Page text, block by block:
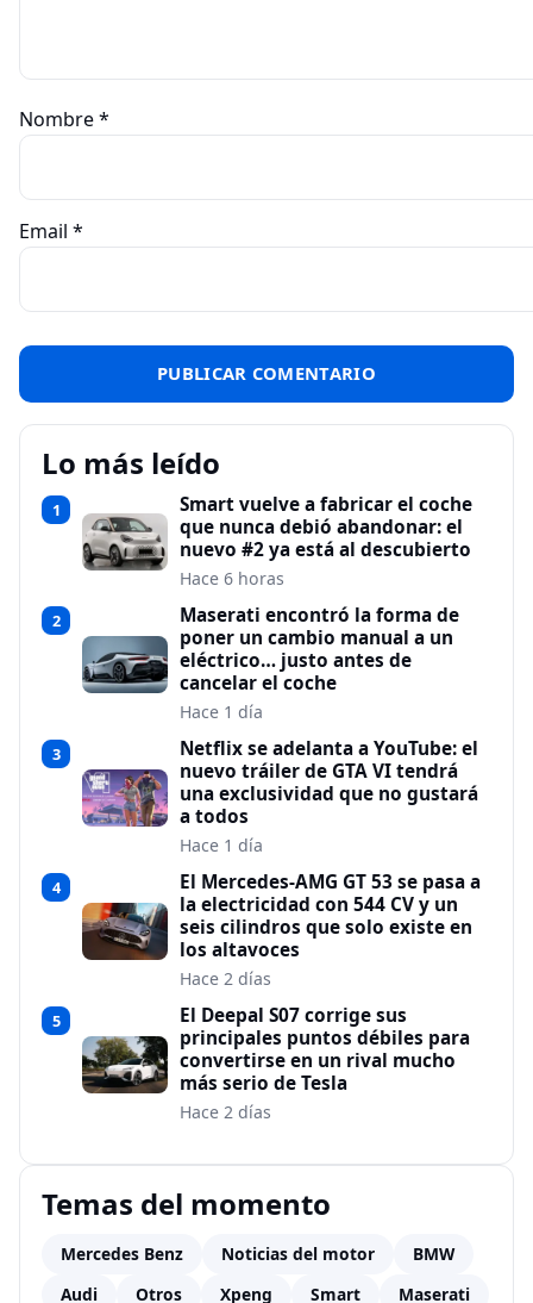
Nombre*
Email *
Lo más leído
1
Smart vuelve a fabricar el coche
que nunca debió abandonar: el
nuevo #2 ya está al descubierto
Hace 6 horas
2
Maserati encontró la forma de
poner un cambio manual a un
eléctrico… justo antes de
cancelar el coche
Hace 1 día
3
Netflix se adelanta a YouTube: el
nuevo tráiler de GTA VI tendrá
una exclusividad que no gustará
a todos
Hace 1 día
4
El Mercedes-AMG GT 53 se pasa a
la electricidad con 544 CV y un
seis cilindros que solo existe en
los altavoces
Hace 2 días
5
El Deepal S07 corrige sus
principales puntos débiles para
convertirse en un rival mucho
más serio de Tesla
Hace 2 días
Temas del momento
Mercedes Benz Noticias del motor
BMW
Audi
Otros Xpeng Smart Maserati